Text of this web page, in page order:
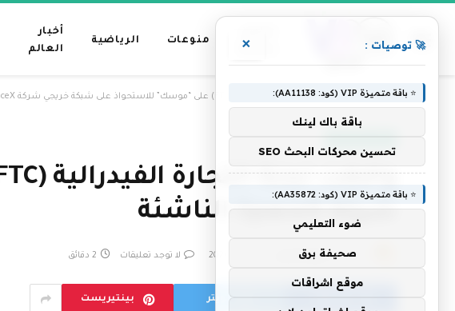
رئيسية
منوعات الرياضية
أخبار
العالم
الرئيسية » وافقت لجنة التجارة الفيدرالية (FTC) على “موسك” للاستحواذ على شبكة خريجي شركة SpaceX الناشئة
شركة SpaceX الناشئة
بواسطة فريق التحرير لا توجد تعليقات 2 دقائق
تويتر بينتيريست
🚀 توصيات : ×
⭐ باقة متميزة VIP (كود: AA11138):
باقة باك لينك
تحسين محركات البحث SEO
⭐ باقة متميزة VIP (كود: AA35872):
ضوء التعليمي
صحيفة برق
موقع اشراقات